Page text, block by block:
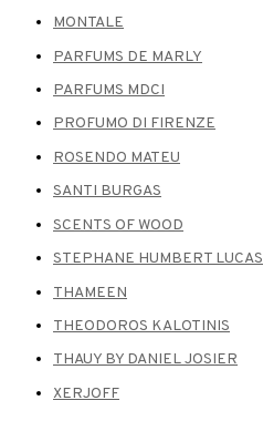
MONTALE
PARFUMS DE MARLY
PARFUMS MDCI
PROFUMO DI FIRENZE
ROSENDO MATEU
SANTI BURGAS
SCENTS OF WOOD
STEPHANE HUMBERT LUCAS
THAMEEN
THEODOROS KALOTINIS
THAUY BY DANIEL JOSIER
XERJOFF